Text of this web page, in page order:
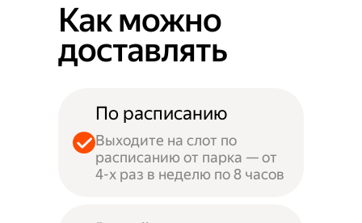
Как можно
доставлять
По расписанию
Выходите на слот по
расписанию от парка — от
4-х раз в неделю по 8 часов